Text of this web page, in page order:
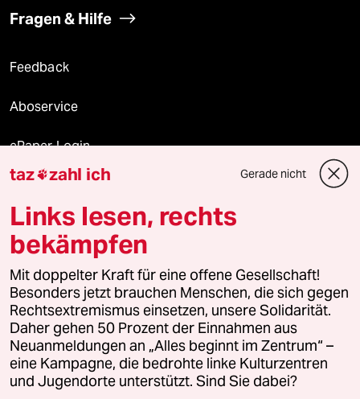
Fragen & Hilfe
Feedback
Aboservice
ePaper Login
Downloads für Abonnierende
© 2026 taz Verlags und Vertriebs GmbH
Alle Rechte vorbehalten. Bei rechtlichen Fragen oder für Genehmigungen
wenden Sie sich bitte an
lizenzen@taz.de
Feedback Redaktionsstatut Kommune-Richtlinien
Leitlinie Informant Datenschutz Impressum AGB
taz zahl ich Gerade nicht
Links lesen, rechts
bekämpfen
Mit doppelter Kraft für eine offene Gesellschaft!
Besonders jetzt brauchen Menschen, die sich gegen
Rechtsextremismus einsetzen, unsere Solidarität.
Daher gehen 50 Prozent der Einnahmen aus
Neuanmeldungen an „Alles beginnt im Zentrum“ –
eine Kampagne, die bedrohte linke Kulturzentren
und Jugendorte unterstützt. Sind Sie dabei?